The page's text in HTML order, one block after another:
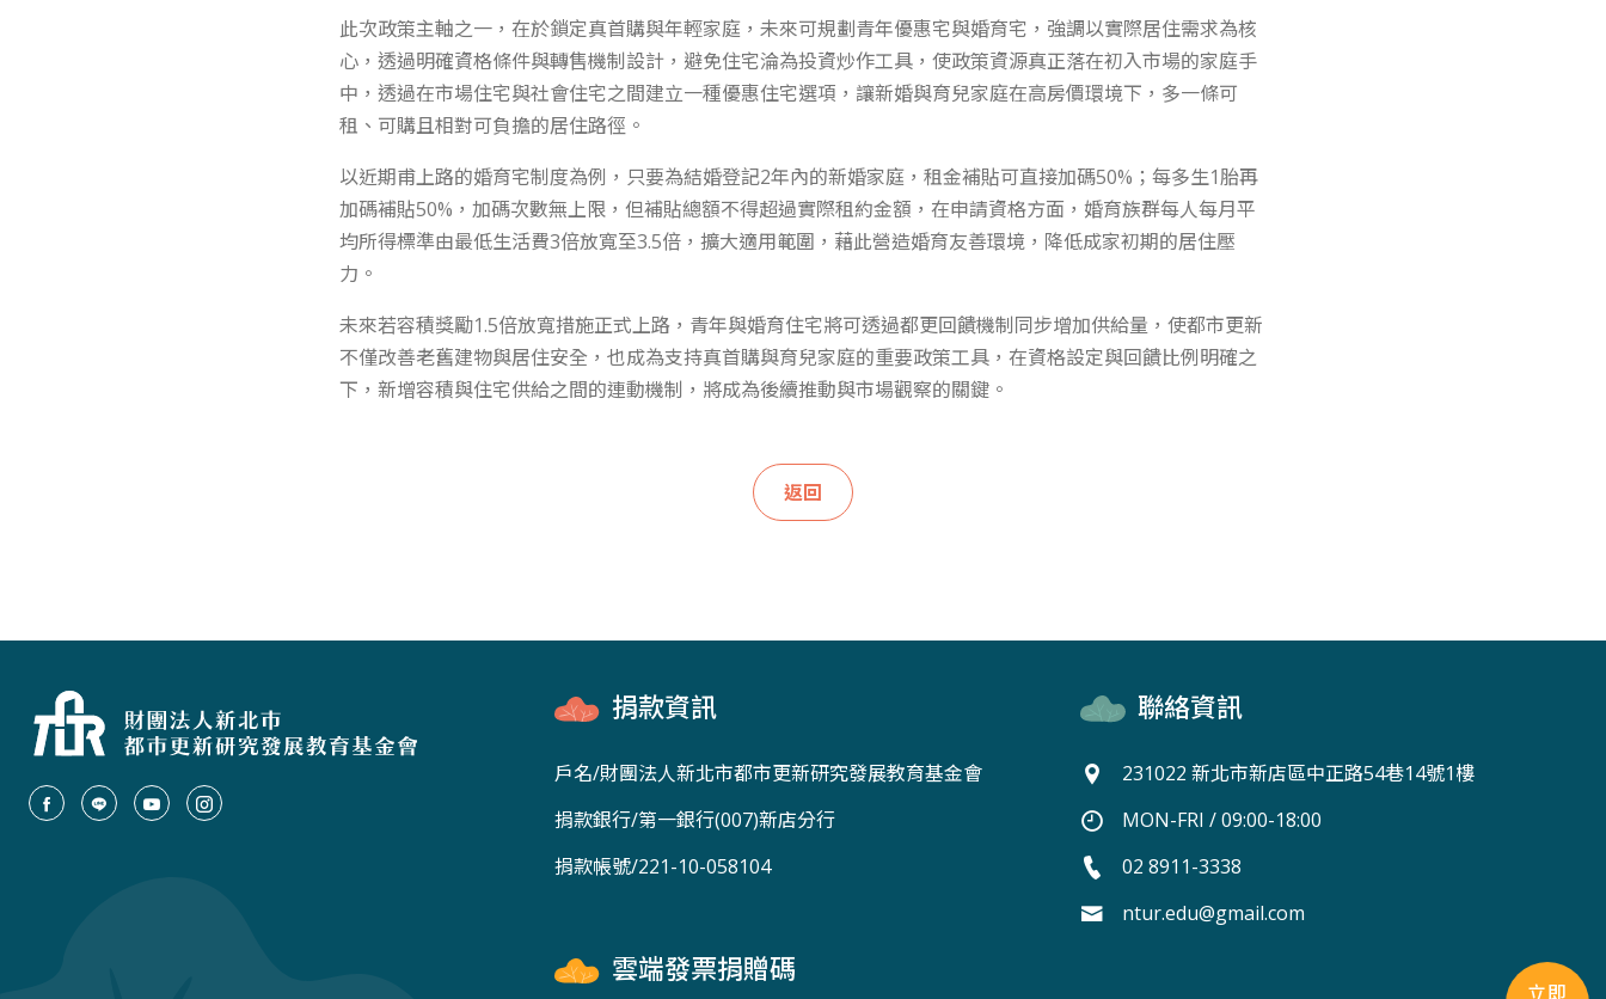
此次政策主軸之一，在於鎖定真首購與年輕家庭，未來可規劃青年優惠宅與婚育宅，強調以實際居住需求為核
心，透過明確資格條件與轉售機制設計，避免住宅淪為投資炒作工具，使政策資源真正落在初入市場的家庭手
中，透過在市場住宅與社會住宅之間建立一種優惠住宅選項，讓新婚與育兒家庭在高房價環境下，多一條可
租、可購且相對可負擔的居住路徑。
以近期甫上路的婚育宅制度為例，只要為結婚登記2年內的新婚家庭，租金補貼可直接加碼50%；每多生1胎再
加碼補貼50%，加碼次數無上限，但補貼總額不得超過實際租約金額，在申請資格方面，婚育族群每人每月平
均所得標準由最低生活費3倍放寬至3.5倍，擴大適用範圍，藉此營造婚育友善環境，降低成家初期的居住壓
力。
未來若容積獎勵1.5倍放寬措施正式上路，青年與婚育住宅將可透過都更回饋機制同步增加供給量，使都市更新
不僅改善老舊建物與居住安全，也成為支持真首購與育兒家庭的重要政策工具，在資格設定與回饋比例明確之
下，新增容積與住宅供給之間的連動機制，將成為後續推動與市場觀察的關鍵。
返回
立即
捐款資訊
戶名/財團法人新北市都市更新研究發展教育基金會
捐款銀行/第一銀行(007)新店分行
捐款帳號/221-10-058104
雲端發票捐贈碼
聯絡資訊
231022 新北市新店區中正路54巷14號1樓
MON-FRI / 09:00-18:00
02 8911-3338
ntur.edu@gmail.com